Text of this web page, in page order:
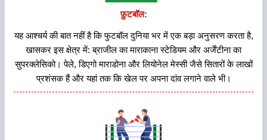
फ़ुटबॉल:
यह आश्चर्य की बात नहीं है कि फुटबॉल दुनिया भर में एक बड़ा अनुसरण करता है,
खासकर इस क्षेत्र में: ब्राजील का माराकाना स्टेडियम और अर्जेंटीना का
सुपरक्लेसिको। पेले, डिएगो माराडोना और लियोनेल मेस्सी जैसे सितारों के लाखों
प्रशंसक हैं और यहां तक कि खेल पर अपना दांव लगाने वाले भी।